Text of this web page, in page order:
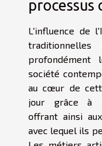
processus
L'influence de
société
au cœur de
jour grâce à
offrant ainsi
avec lequel ils